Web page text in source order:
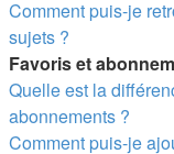
Comment puis-je
sujets ?
Favoris et
Quelle est la
abonnements ?
Comment puis-je